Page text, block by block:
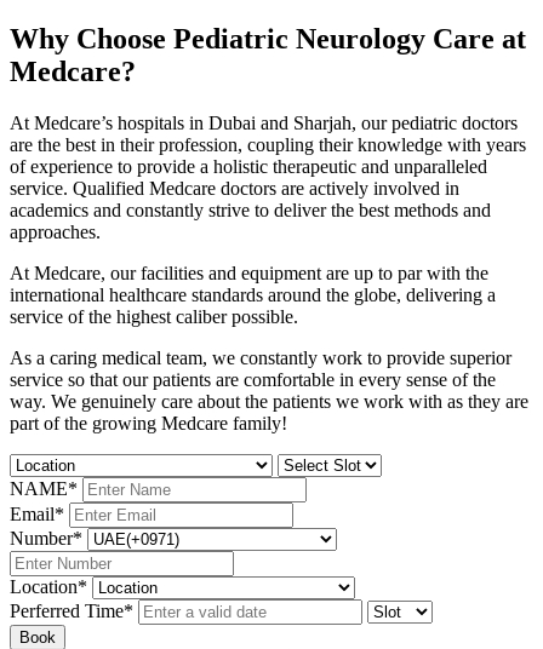
Why Choose Pediatric Neurology Care at
Medcare?
At Medcare’s hospitals in Dubai and Sharjah, our pediatric doctors
are the best in their profession, coupling their knowledge with years
of experience to provide a holistic therapeutic and unparalleled
service. Qualified Medcare doctors are actively involved in
academics and constantly strive to deliver the best methods and
approaches.
At Medcare, our facilities and equipment are up to par with the
international healthcare standards around the globe, delivering a
service of the highest caliber possible.
As a caring medical team, we constantly work to provide superior
service so that our patients are comfortable in every sense of the
way. We genuinely care about the patients we work with as they are
part of the growing Medcare family!
NAME*
Email*
Number*
Location*
Perferred Time*
Book